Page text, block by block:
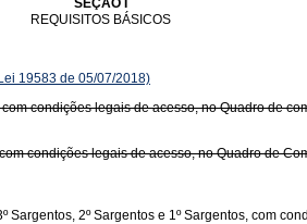
SEÇÃO I
REQUISITOS BÁSICOS
19583 de 05/07/2018)
condições legais de acesso, no Quadro de
condições legais de acesso, no Quadro de
2º Sargentos e 1º Sargentos, com